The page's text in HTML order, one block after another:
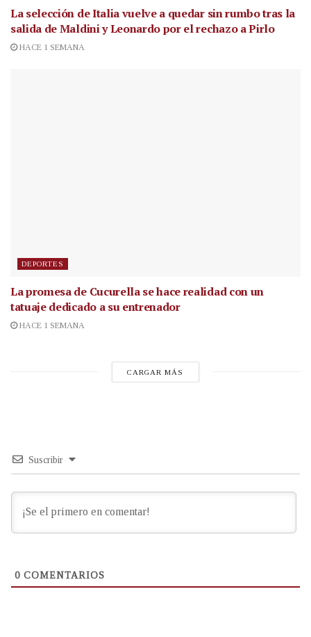
La selección de Italia vuelve a quedar sin rumbo tras la
salida de Maldini y Leonardo por el rechazo a Pirlo
HACE 1 SEMANA
DEPORTES
La promesa de Cucurella se hace realidad con un
tatuaje dedicado a su entrenador
HACE 1 SEMANA
CARGAR MÁS
Suscribir
0 COMENTARIOS